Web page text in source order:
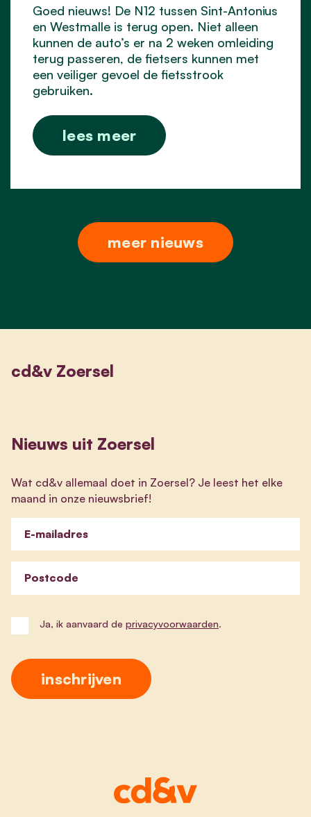
Goed nieuws! De N12 tussen Sint-Antonius
en Westmalle is terug open. Niet alleen
kunnen de auto’s er na 2 weken omleiding
terug passeren, de fietsers kunnen met
een veiliger gevoel de fietsstrook
gebruiken.
lees meer
meer nieuws
cd&v Zoersel
Nieuws uit Zoersel
Wat cd&v allemaal doet in Zoersel? Je leest het elke
maand in onze nieuwsbrief!
E-mailadres
Postcode
Ja, ik aanvaard de privacyvoorwaarden.